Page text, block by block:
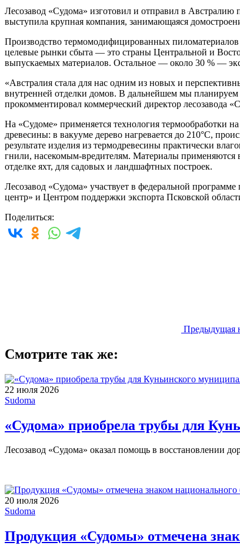
Лесозавод «Судома» изготовил и отправил в
выступила крупная компания, занимающаяся
Производство термомодифицированных пиломатериалов
целевые рынки сбыта — это страны Центральной и
выпускаемых материалов. Остальное — около 30 % —
«Австралия стала для нас одним из новых и
внутренней отделки домов. В дальнейшем мы планируем
прокомментировал коммерческий директор лесозавода
На «Судоме» применяется технология термообработки
древесины: в вакууме дерево нагревается до 210°С,
результате изделия из термодревесины практически
гнили, насекомым-вредителям. Материалы
отделке яхт, для садовых и ландшафтных построек.
Лесозавод «Судома» участвует в федеральной
центр» и Центром поддержки экспорта Псковской
Поделиться:
Предыдущая
Смотрите так же:
22 июля 2026
Sudoma
«Судома» приобрела трубы для
Лесозавод «Судома» оказал помощь в восстановлении
20 июля 2026
Sudoma
Продукция «Судомы» отмечена